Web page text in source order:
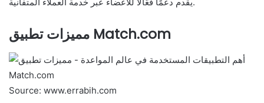
مميزات تطبيق Match.com
Source: www.errabih.com